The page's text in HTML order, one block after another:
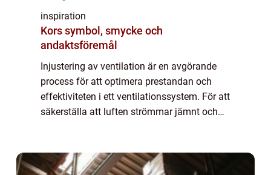
inspiration
Kors symbol, smycke och
andaktsföremål
Injustering av ventilation är en avgörande
process för att optimera prestandan och
effektiviteten i ett ventilationssystem. För att
säkerställa att luften strömmar jämnt och